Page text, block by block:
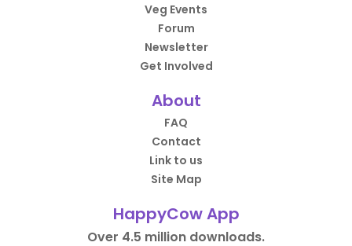
Veg Events
Forum
Newsletter
Get Involved
About
FAQ
Contact
Link to us
Site Map
HappyCow App
Over 4.5 million downloads.